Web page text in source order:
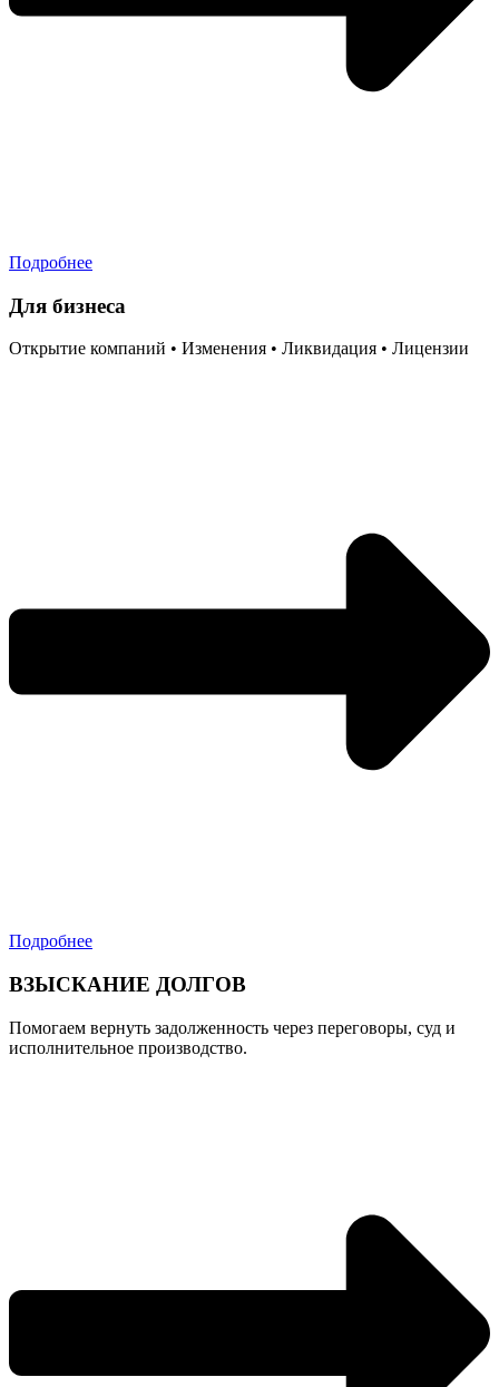
Подробнее
Для бизнеса
Открытие компаний • Изменения • Ликвидация • Лицензии
Подробнее
ВЗЫСКАНИЕ ДОЛГОВ
Помогаем вернуть задолженность через переговоры, суд и
исполнительное производство.